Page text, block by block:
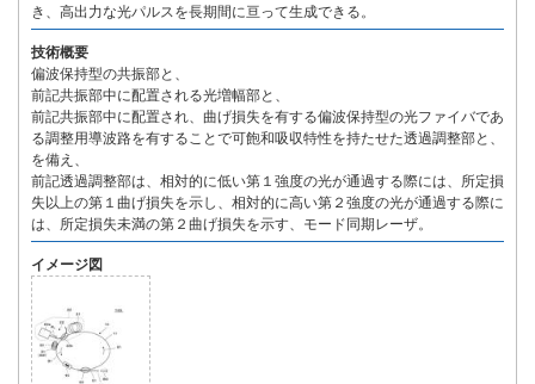
き、高出力な光パルスを長期間に亘って生成できる。
技術概要
偏波保持型の共振部と、
前記共振部中に配置される光増幅部と、
前記共振部中に配置され、曲げ損失を有する偏波保持型の光ファイバであ
る調整用導波路を有することで可飽和吸収特性を持たせた透過調整部と、
を備え、
前記透過調整部は、相対的に低い第１強度の光が通過する際には、所定損
失以上の第１曲げ損失を示し、相対的に高い第２強度の光が通過する際に
は、所定損失未満の第２曲げ損失を示す、モード同期レーザ。
イメージ図